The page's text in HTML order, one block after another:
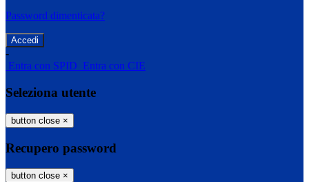
Password dimenticata?
-
Entra con SPID Entra con CIE
Seleziona utente
button close ×
Recupero password
button close ×